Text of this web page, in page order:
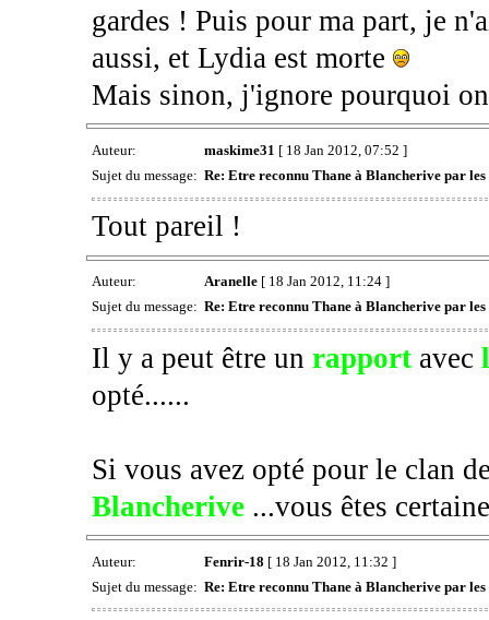
gardes ! Puis pour ma part, je
aussi, et Lydia est morte
Mais sinon, j'ignore pourquoi
Auteur: maskime31 [ 18 Jan 2012, 07:52 ]
Sujet du message: Re: Etre reconnu Thane à Blancherive par les
Tout pareil !
Auteur: Aranelle[ 18 Jan 2012, 11:24 ]
Sujet du message: Re: Etre reconnu Thane à Blancherive par les
Il y a peut être un rapport avec
opté......
Si vous avez opté pour le clan
Blancherive...vous êtes
Auteur: Fenrir-18 [ 18 Jan 2012, 11:32 ]
Sujet du message: Re: Etre reconnu Thane à Blancherive par les